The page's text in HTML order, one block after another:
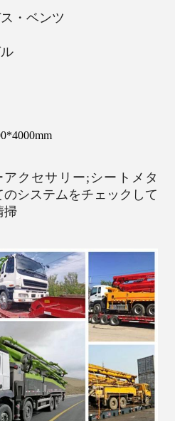
・ベンツ
アクセサリー;シートメタ
のシステムをチェックして
掃